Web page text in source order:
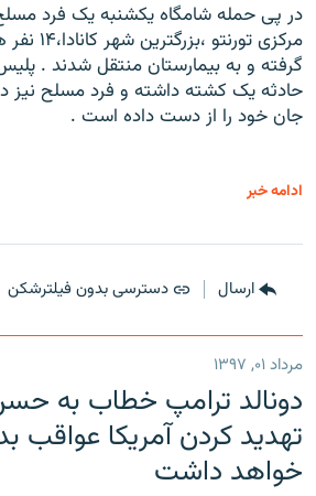
در پی حمله شامگاه یکشنبه یک فرد
مرکزی
گرفته و به بیمارستان منتقل شدند .
حادثه یک کشته داشته و فرد مسلح نیز
جان خود را از دست داده است .
ادامه خبر
ارسال دسترسی بدون فیلترشکن
مرداد ۰۱, ۱۳۹۷
دونالد ترامپ خطاب به
تهدید کردن آمریکا عواقب
خواهد داشت